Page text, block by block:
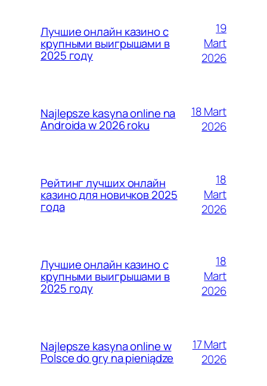
Лучшие онлайн казино с
крупными выигрышами в
2025 году
19
Mart
2026
Najlepsze kasyna online na
Androida w 2026 roku
18 Mart
2026
Рейтинг лучших онлайн
казино для новичков 2025
года
18
Mart
2026
Лучшие онлайн казино с
крупными выигрышами в
2025 году
18
Mart
2026
Najlepsze kasyna online w
Polsce do gry na pieniądze
17 Mart
2026